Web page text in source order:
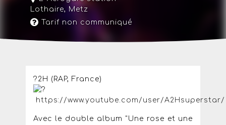
Lothaire, Metz
Tarif non communiqué
?2H (RAP, France)
https://www.youtube.com/user/A2Hsuperstar/
Avec le double album "Une rose et une